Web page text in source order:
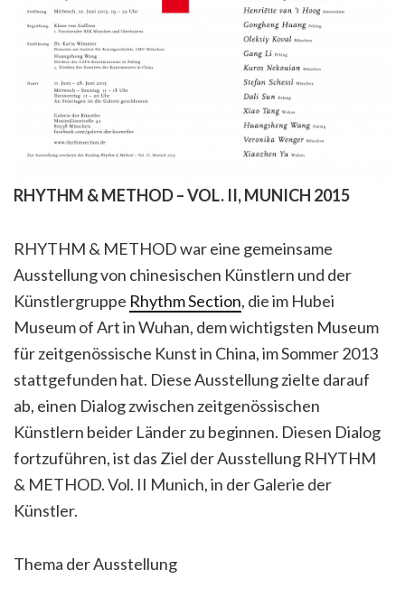
RHYTHM & METHOD – VOL. II, MUNICH 2015
RHYTHM & METHOD war eine gemeinsame
Ausstellung von chinesischen Künstlern und der
Künstlergruppe Rhythm Section, die im Hubei
Museum of Art in Wuhan, dem wichtigsten Museum
für zeitgenössische Kunst in China, im Sommer 2013
stattgefunden hat. Diese Ausstellung zielte darauf
ab, einen Dialog zwischen zeitgenössischen
Künstlern beider Länder zu beginnen. Diesen Dialog
fortzuführen, ist das Ziel der Ausstellung RHYTHM
& METHOD. Vol. II Munich, in der Galerie der
Künstler.
Thema der Ausstellung